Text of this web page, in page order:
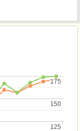
125
125
150
150
175
175